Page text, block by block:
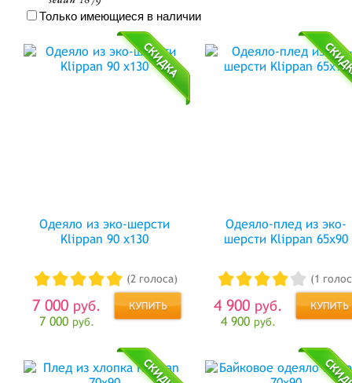
Только имеющиеся в наличии
Одеяло из эко-шерсти
Klippan 90 х130
(2 голоса)
7 000 руб.
7 000 руб.
Одеяло-плед из эко-
шерсти Klippan 65х90
(1
4 900 руб.
4 900 руб.